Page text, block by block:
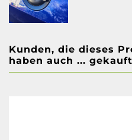
Kunden, die dieses
haben auch ... gekauft